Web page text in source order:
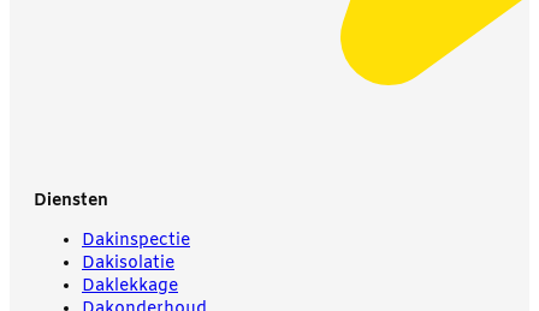
Diensten
Dakinspectie
Dakisolatie
Daklekkage